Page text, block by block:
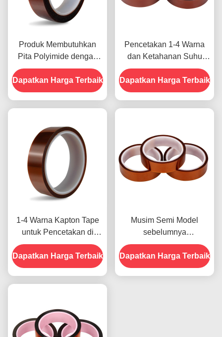
Produk Membutuhkan
Pita Polyimide dengan
Resistensi Tegangan
1000V
Dapatkan Harga Terbaik
Pencetakan 1-4 Warna
dan Ketahanan Suhu
-10C-80C Metode
Pembayaran Kartu Kredit
untuk Model Sebelumnya
Dapatkan Harga Terbaik
1-4 Warna Kapton Tape
untuk Pencetakan di
Bagian Depan
Dapatkan Harga Terbaik
Musim Semi Model
sebelumnya
menampilkan Ketahanan
Terhadap Kelembaban
dan Kekuatan Kupas
Dapatkan Harga Terbaik